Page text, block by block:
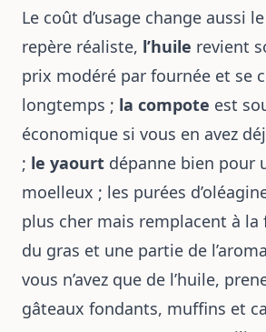
Le coût d’usage change aussi
repère réaliste, l’huile revient
prix modéré par fournée et se
longtemps ; la compote est
économique si vous en avez
; le yaourt dépanne bien pour
moelleux ; les purées
plus cher mais remplacent à
du gras et une partie de
vous n’avez que de l’huile,
gâteaux fondants, muffins et